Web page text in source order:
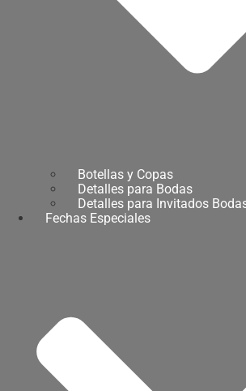
Botellas y Copas
Detalles para Bodas
Detalles para Invitados
Fechas Especiales